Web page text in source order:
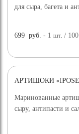
для сыра, багета и
699 руб. - 1шт. /
АРТИШОКИ
Маринованные
сыру, антипасти и